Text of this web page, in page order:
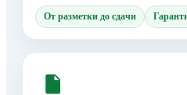
От разметки до сдачи